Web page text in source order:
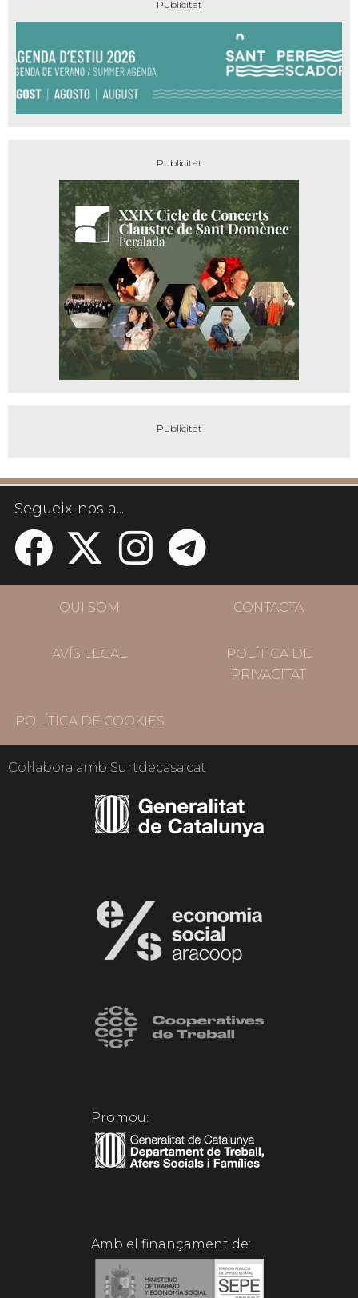
Segueix-nos a...
QUI SOM CONTACTA
AVÍS LEGAL
POLÍTICA DE
PRIVACITAT
POLÍTICA DE COOKIES
Col·labora amb Surtdecasa.cat
Promou:
Amb el finançament de: